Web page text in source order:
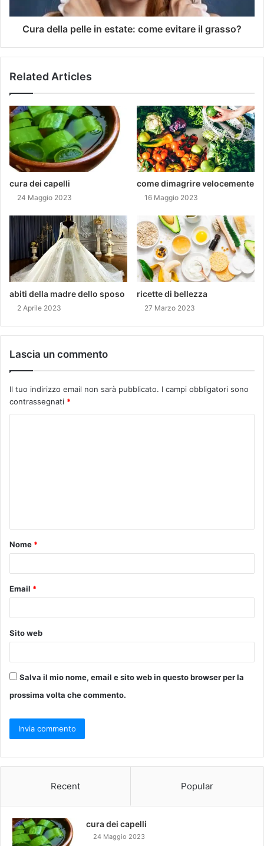
Cura della pelle in estate: come evitare il grasso?
Related Articles
cura dei capelli
24 Maggio 2023
come dimagrire velocemente
16 Maggio 2023
abiti della madre dello sposo
2 Aprile 2023
ricette di bellezza
27 Marzo 2023
Lascia un commento
Il tuo indirizzo email non sarà pubblicato. I campi obbligatori sono
contrassegnati *
t
o
Nome *
Email *
Sito web
Salva il mio nome, email e sito web in questo browser per la
prossima volta che commento.
Recent Popular
cura dei capelli
24 Maggio 2023